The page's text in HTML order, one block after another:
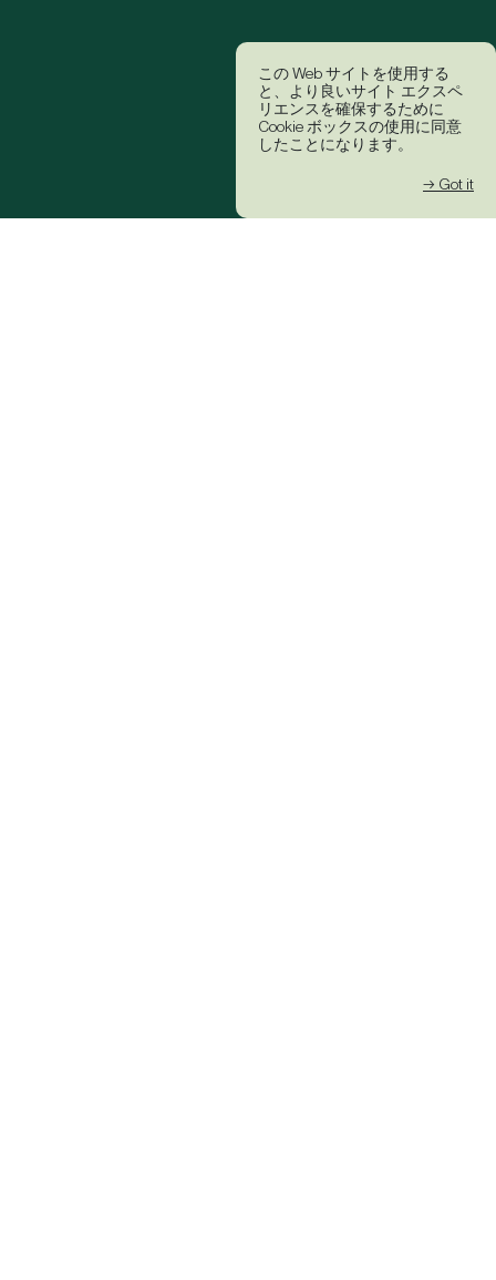
この Web サイトを使用する
と、より良いサイト エクスペ
リエンスを確保するために
Cookie ボックスの使用に同意
したことになります。
→ Got it